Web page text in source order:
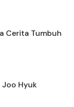
Cerita Tumbuh
Joo Hyuk